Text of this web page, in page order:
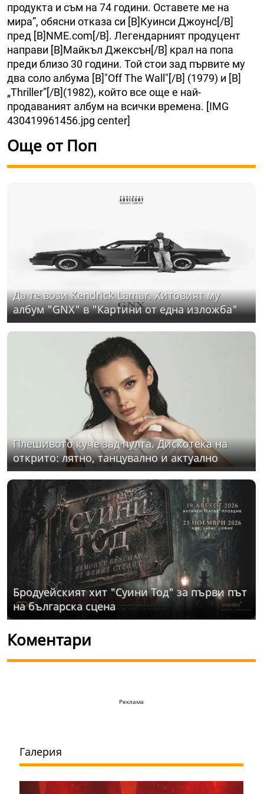
продукта и съм на 74 години. Оставете ме на
мира”, обясни отказа си [B]Куинси Джоунс[/B]
пред [B]NME.com[/B]. Легендарният продуцент
направи [B]Майкъл Джексън[/B] крал на попа
преди близо 30 години. Той стои зад първите му
два соло албума [B]"Off The Wall"[/B] (1979) и [B]
„Thriller”[/B](1982), който все още е най-
продаваният албум на всички времена. [IMG
430419961456.jpg center]
Още от Поп
Да те вози Kendrick Lamar. Хитовият му
албум "GNX" в "Картини от една изложба"
Плешивото куче зад пулта. Дискотека на
открито: лятно, танцувално и актуално
Бродуейският хит "Суини Тод" за първи път
на българска сцена
Коментари
Реклама
Галерия